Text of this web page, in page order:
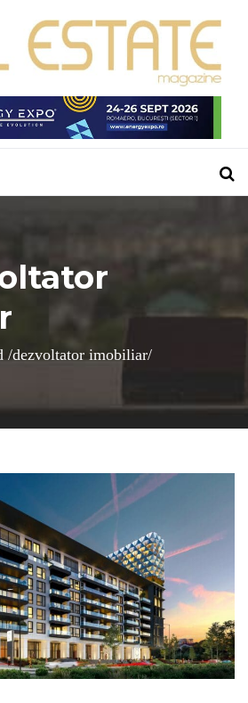
/dezvoltator imobiliar/